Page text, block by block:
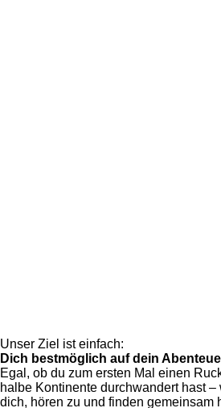
Unser Ziel ist einfach:
Dich bestmöglich auf dein
Egal, ob du zum ersten Mal einen
halbe Kontinente durchwandert hast
dich, hören zu und finden gemeinsam